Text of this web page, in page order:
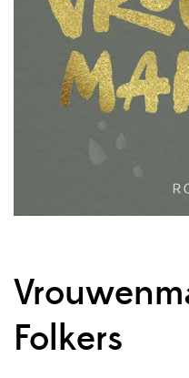
Folkers